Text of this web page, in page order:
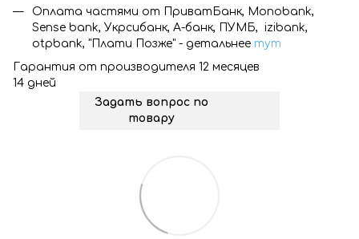
Оплата частями от ПриватБанк, Monobank,
Sense bank, Укрсибанк, А-банк, ПУМБ, izibank,
otpbank, "Плати Позже" - детальнее тут
Гарантия от производителя 12 месяцев
14 дней
Задать вопрос по
товару